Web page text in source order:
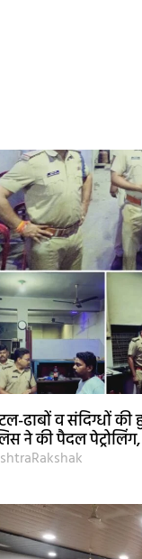
ढाबों व संदिग्धों
ने की पैदल